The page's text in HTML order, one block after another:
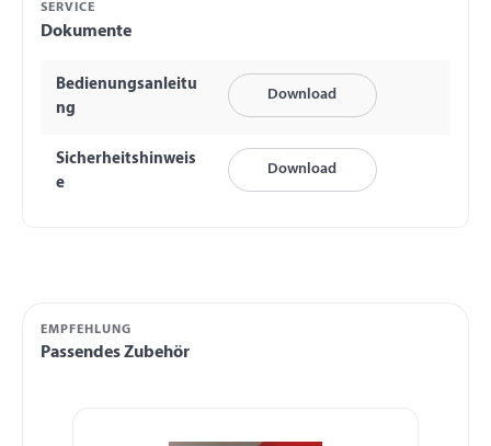
SERVICE
Dokumente
Bedienungsanleitu
ng
Download
Sicherheitshinweis
e
Download
EMPFEHLUNG
Passendes Zubehör